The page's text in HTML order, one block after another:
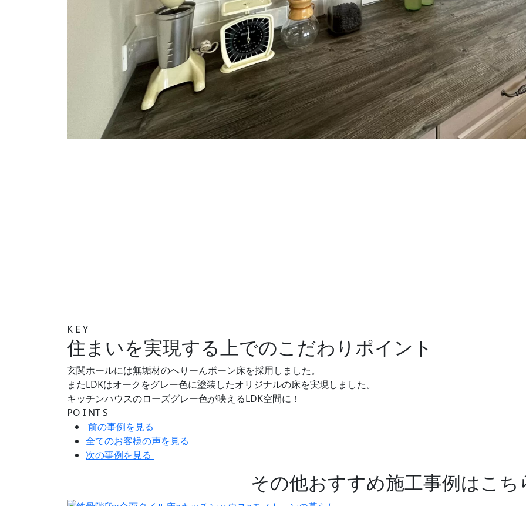
K E Y
住まいを実現する上でのこだわりポイント
玄関ホールには無垢材のへりーんボーン床を採用しました。
またLDKはオークをグレー色に塗装したオリジナルの床を実現しました。
キッチンハウスのローズグレー色が映えるLDK空間に！
PO I NTS
前の事例を見る
全てのお客様の声を見る
次の事例を見る
その他おすすめ施工事例はこち